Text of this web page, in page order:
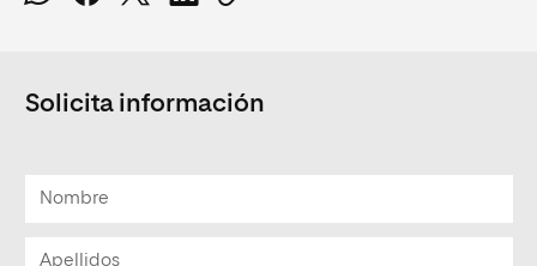
Solicita información